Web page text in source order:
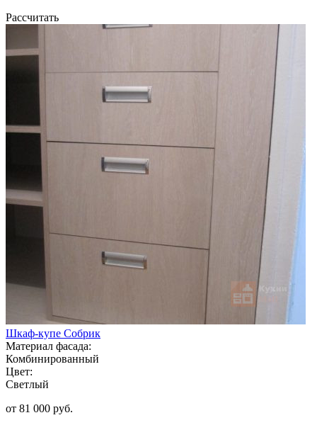
Рассчитать
Шкаф-купе Собрик
Материал фасада:
Комбинированный
Цвет:
Светлый
от 81 000 руб.